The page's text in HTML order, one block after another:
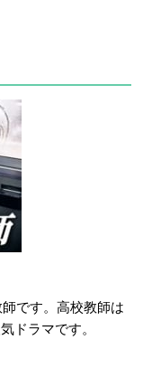
です。高校教師は
ドラマです。